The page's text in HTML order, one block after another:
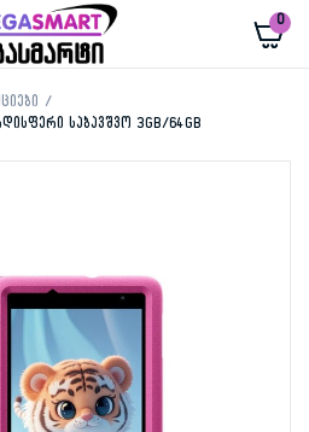
0
საბავშვო 3GB/64GB